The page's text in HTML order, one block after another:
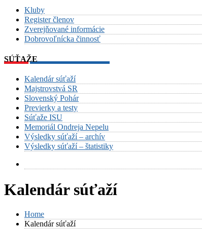
Kluby
Register členov
Zverejňované informácie
Dobrovoľnícka činnosť
SÚŤAŽE
Kalendár súťaží
Majstrovstvá SR
Slovenský Pohár
Previerky a testy
Súťaže ISU
Memoriál Ondreja Nepelu
Výsledky súťaží – archív
Výsledky súťaží – štatistiky
Kalendár súťaží
Home
Kalendár súťaží